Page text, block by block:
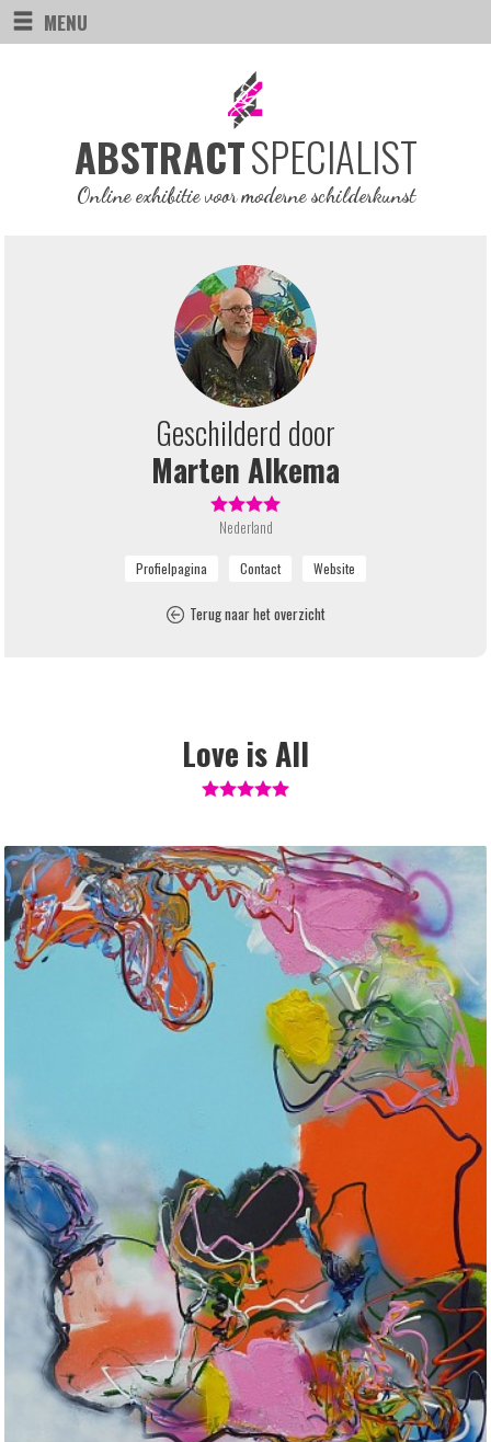
MENU
ABSTRACTSPECIALIST
Online exhibitie voor moderne schilderkunst
Geschilderd door
Marten Alkema
Nederland
Terug naar het overzicht
Love is All